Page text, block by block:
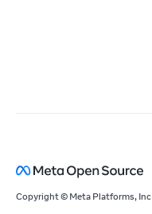
Copyright © Meta Platforms, Inc